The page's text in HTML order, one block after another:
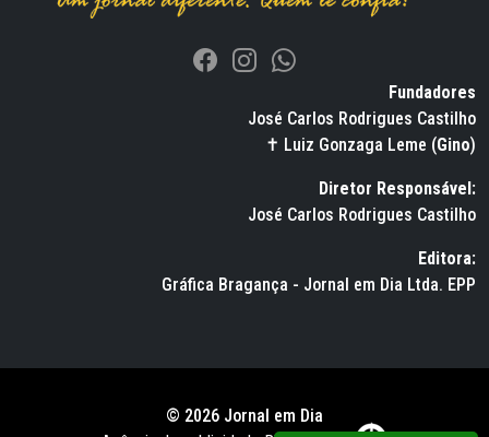
Fundadores
José Carlos Rodrigues Castilho
✝ Luiz Gonzaga Leme (Gino)
Diretor Responsável:
José Carlos Rodrigues Castilho
Editora:
Gráfica Bragança - Jornal em Dia Ltda. EPP
© 2026 Jornal em Dia